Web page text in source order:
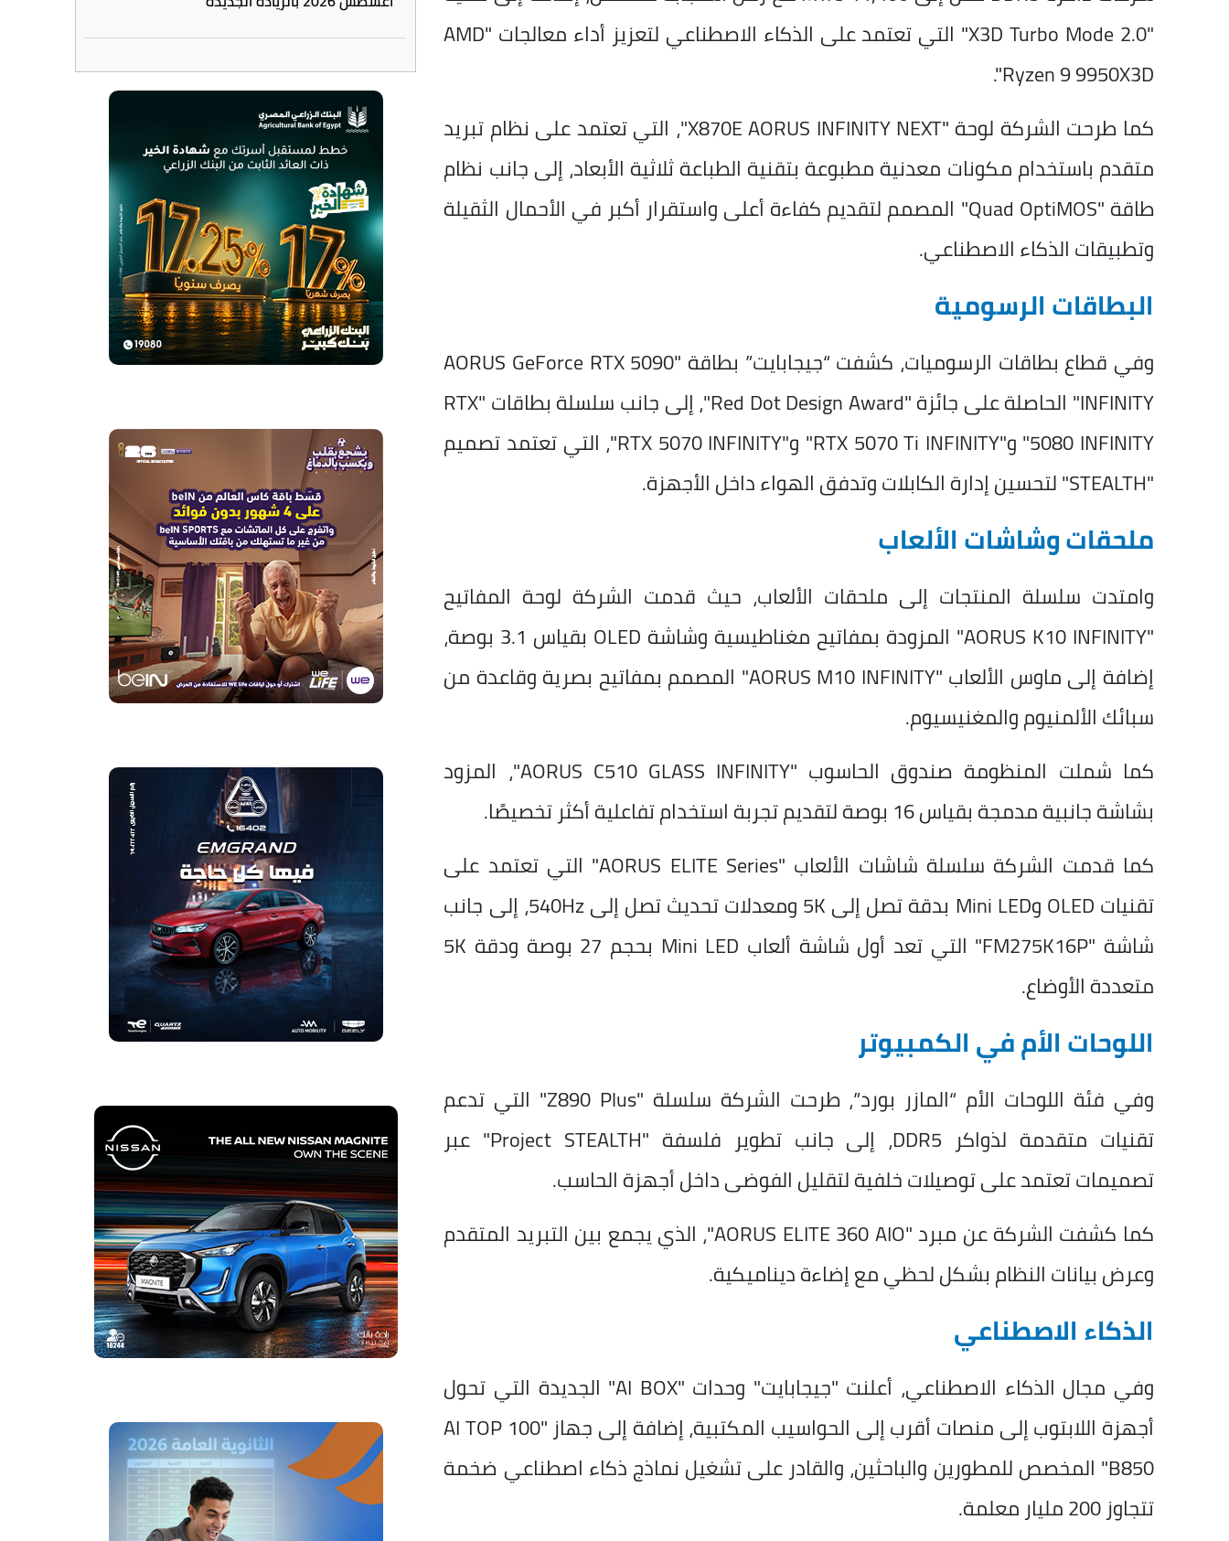
"X3D Turbo Mode 2.0" التي تعتمد على الذكاء الاصطناعي لتعزيز أداء معالجات "AMD
Ryzen 9 9950X3D".
كما طرحت الشركة لوحة "X870E AORUS INFINITY NEXT"، التي تعتمد على نظام تبريد
متقدم باستخدام مكونات معدنية مطبوعة بتقنية الطباعة ثلاثية الأبعاد، إلى جانب نظام
طاقة "Quad OptiMOS" المصمم لتقديم كفاءة أعلى واستقرار أكبر في الأحمال الثقيلة
وتطبيقات الذكاء الاصطناعي.
البطاقات الرسومية
وفي قطاع بطاقات الرسوميات، كشفت “جيجابايت” بطاقة "AORUS GeForce RTX 5090
INFINITY" الحاصلة على جائزة "Red Dot Design Award"، إلى جانب سلسلة بطاقات "RTX
5080 INFINITY" و"RTX 5070 Ti INFINITY" و"RTX 5070 INFINITY"، التي تعتمد تصميم
"STEALTH" لتحسين إدارة الكابلات وتدفق الهواء داخل الأجهزة.
ملحقات وشاشات الألعاب
وامتدت سلسلة المنتجات إلى ملحقات الألعاب، حيث قدمت الشركة لوحة المفاتيح
"AORUS K10 INFINITY" المزودة بمفاتيح مغناطيسية وشاشة OLED بقياس 3.1 بوصة،
إضافة إلى ماوس الألعاب "AORUS M10 INFINITY" المصمم بمفاتيح بصرية وقاعدة من
سبائك الألمنيوم والمغنيسيوم.
كما شملت المنظومة صندوق الحاسوب "AORUS C510 GLASS INFINITY"، المزود
بشاشة جانبية مدمجة بقياس 16 بوصة لتقديم تجربة استخدام تفاعلية أكثر تخصيصًا.
كما قدمت الشركة سلسلة شاشات الألعاب "AORUS ELITE Series" التي تعتمد على
تقنيات OLED وMini LED بدقة تصل إلى 5K ومعدلات تحديث تصل إلى 540Hz، إلى جانب
شاشة "FM275K16P" التي تعد أول شاشة ألعاب Mini LED بحجم 27 بوصة ودقة 5K
متعددة الأوضاع.
اللوحات الأم في الكمبيوتر
وفي فئة اللوحات الأم “المازر بورد”، طرحت الشركة سلسلة "Z890 Plus" التي تدعم
تقنيات متقدمة لذواكر DDR5، إلى جانب تطوير فلسفة "Project STEALTH" عبر
تصميمات تعتمد على توصيلات خلفية لتقليل الفوضى داخل أجهزة الحاسب.
كما كشفت الشركة عن مبرد "AORUS ELITE 360 AIO"، الذي يجمع بين التبريد المتقدم
وعرض بيانات النظام بشكل لحظي مع إضاءة ديناميكية.
الذكاء الاصطناعي
وفي مجال الذكاء الاصطناعي، أعلنت "جيجابايت" وحدات "AI BOX" الجديدة التي تحول
أجهزة اللابتوب إلى منصات أقرب إلى الحواسيب المكتبية، إضافة إلى جهاز "AI TOP 100
B850" المخصص للمطورين والباحثين، والقادر على تشغيل نماذج ذكاء اصطناعي ضخمة
تتجاوز 200 مليار معلمة.